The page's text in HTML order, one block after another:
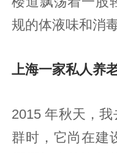
规的体液味和消
上海一家私人养
2015 年秋天，
群时，它尚在建